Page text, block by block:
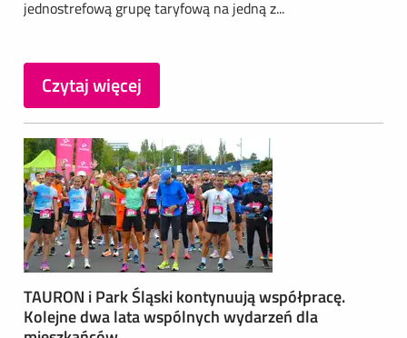
jednostrefową grupę taryfową na jedną z...
Czytaj więcej
TAURON i Park Śląski kontynuują współpracę.
Kolejne dwa lata wspólnych wydarzeń dla